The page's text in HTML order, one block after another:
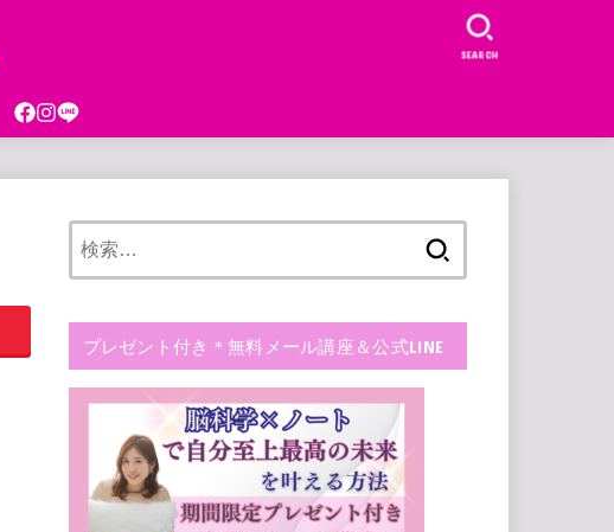
SEARCH
プレゼント付き＊無料メール講座＆公式LINE